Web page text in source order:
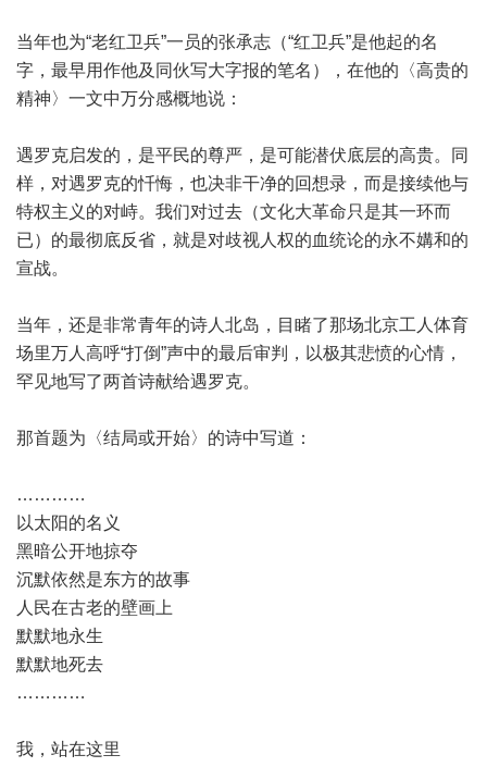
当年也为“老红卫兵”一员的张承志（“红卫兵”是他起的名
字，最早用作他及同伙写大字报的笔名），在他的〈高贵的
精神〉一文中万分感概地说：
遇罗克启发的，是平民的尊严，是可能潜伏底层的高贵。同
样，对遇罗克的忏悔，也决非干净的回想录，而是接续他与
特权主义的对峙。我们对过去（文化大革命只是其一环而
已）的最彻底反省，就是对歧视人权的血统论的永不媾和的
宣战。
当年，还是非常青年的诗人北岛，目睹了那场北京工人体育
场里万人高呼“打倒”声中的最后审判，以极其悲愤的心情，
罕见地写了两首诗献给遇罗克。
那首题为〈结局或开始〉的诗中写道：
…………
以太阳的名义
黑暗公开地掠夺
沉默依然是东方的故事
人民在古老的壁画上
默默地永生
默默地死去
…………
我，站在这里